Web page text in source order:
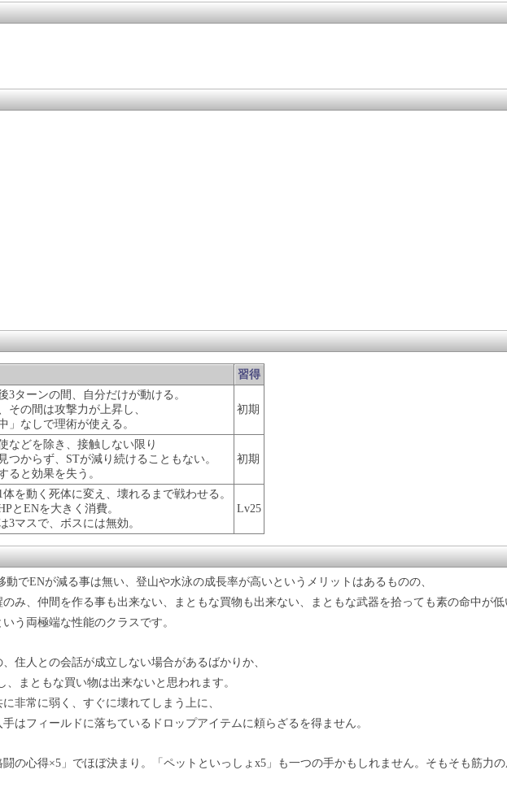
習得
3ターンの間、自分だけが動ける。
その間は攻撃力が上昇し、
」なしで理術が使える。
初期
などを除き、接触しない限り
つからず、STが減り続けることもない。
ると効果を失う。
初期
体を動く死体に変え、壊れるまで戦わせる。
とENを大きく消費。
3マスで、ボスには無効。
Lv25
でENが減る事は無い、登山や水泳の成長率が高いというメリットはあるものの、
み、仲間を作る事も出来ない、まともな買物も出来ない、まともな武器を拾っても素の命中が低
う両極端な性能のクラスです。
住人との会話が成立しない場合があるばかりか、
まともな買い物は出来ないと思われます。
非常に弱く、すぐに壊れてしまう上に、
はフィールドに落ちているドロップアイテムに頼らざるを得ません。
闘の心得×5」でほぼ決まり。「ペットといっしょx5」も一つの手かもしれません。そもそも筋力